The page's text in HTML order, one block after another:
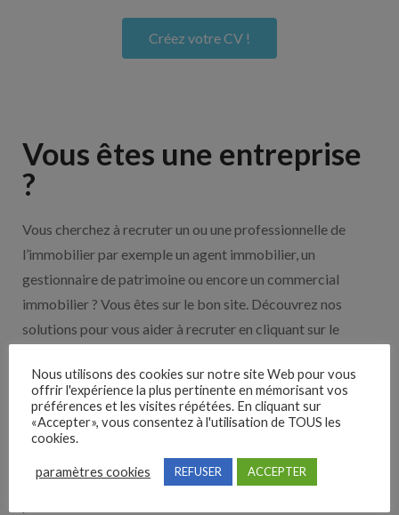
Créez votre CV !
Vous êtes une entreprise
?
Vous cherchez à recruter un ou une professionnelle de
l’immobilier par exemple un agent immobilier, un
gestionnaire de patrimoine ou encore un commercial
immobilier ? Vous êtes sur le bon site. Découvrez nos
solutions pour vous aider à recruter en cliquant sur le
Nos solutions entreprises
Découvrez nos partenaires ! Moteurs de recherches,
multidiffuseurs, sites payant… nombreux sont nos
Nous utilisons des cookies sur notre site Web pour vous
offrir l'expérience la plus pertinente en mémorisant vos
préférences et les visites répétées. En cliquant sur
«Accepter», vous consentez à l'utilisation de TOUS les
cookies.
paramètres cookies REFUSER ACCEPTER